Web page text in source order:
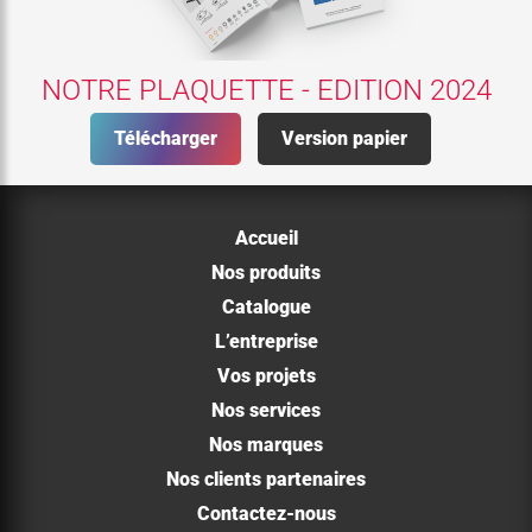
NOTRE PLAQUETTE - EDITION 2024
Télécharger Version papier
Accueil
Nos produits
Catalogue
L’entreprise
Vos projets
Nos services
Nos marques
Nos clients partenaires
Contactez-nous